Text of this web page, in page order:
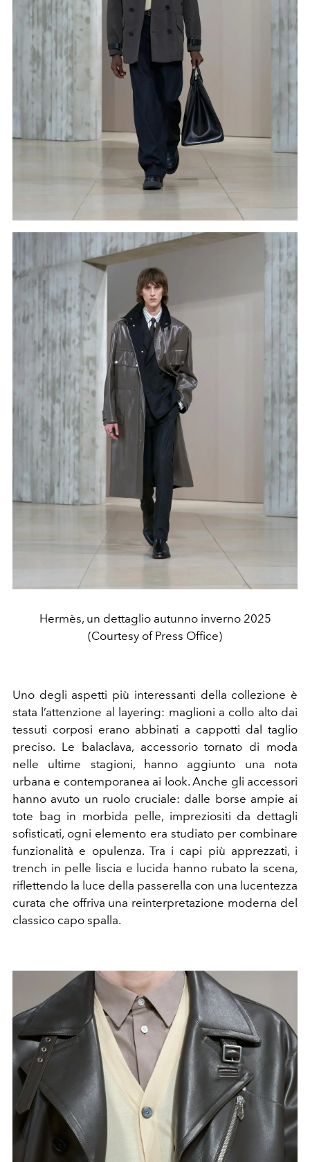
Hermès, un dettaglio autunno inverno 2025
(Courtesy of Press Office)
Uno degli aspetti più interessanti della collezione è
stata l’attenzione al layering: maglioni a collo alto dai
tessuti corposi erano abbinati a cappotti dal taglio
preciso. Le balaclava, accessorio tornato di moda
nelle ultime stagioni, hanno aggiunto una nota
urbana e contemporanea ai look. Anche gli accessori
hanno avuto un ruolo cruciale: dalle borse ampie ai
tote bag in morbida pelle, impreziositi da dettagli
sofisticati, ogni elemento era studiato per combinare
funzionalità e opulenza. Tra i capi più apprezzati, i
trench in pelle liscia e lucida hanno rubato la scena,
riflettendo la luce della passerella con una lucentezza
curata che offriva una reinterpretazione moderna del
classico capo spalla.